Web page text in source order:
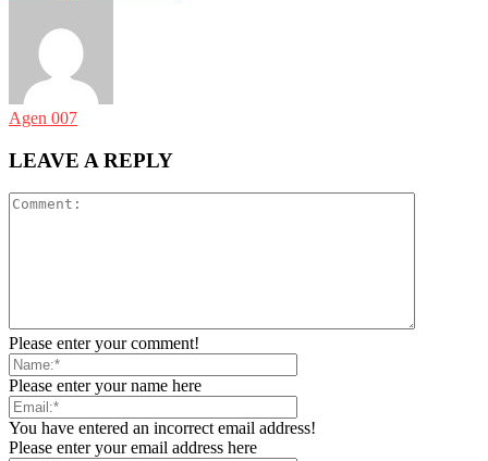
Agen 007
LEAVE A REPLY
Please enter your comment!
Please enter your name here
You have entered an incorrect email address!
Please enter your email address here